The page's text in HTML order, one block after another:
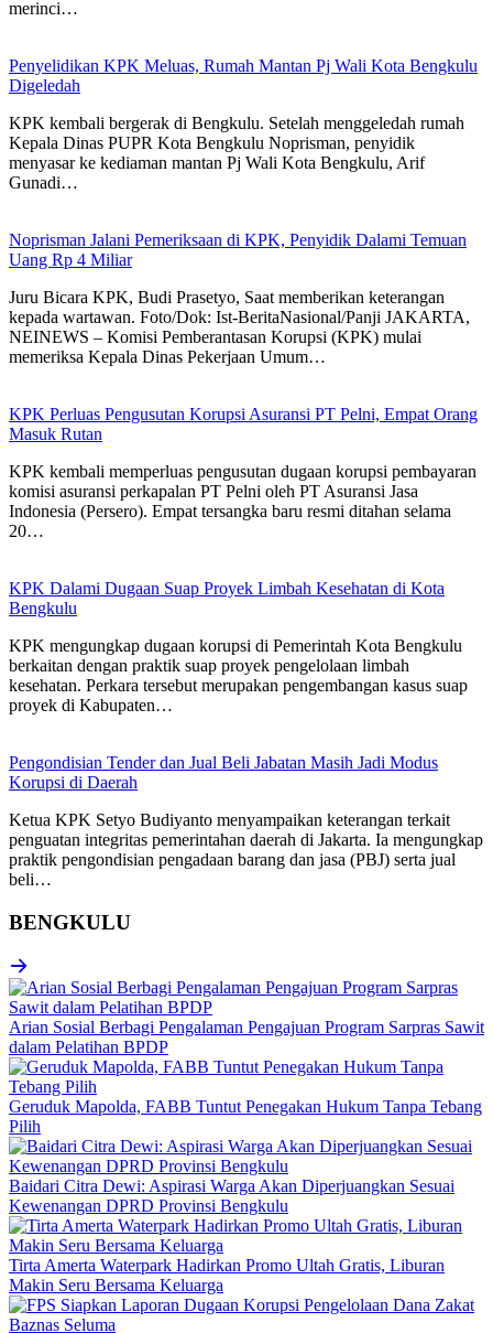
merinci…
Penyelidikan KPK Meluas, Rumah Mantan Pj Wali Kota Bengkulu
Digeledah
KPK kembali bergerak di Bengkulu. Setelah menggeledah rumah
Kepala Dinas PUPR Kota Bengkulu Noprisman, penyidik
menyasar ke kediaman mantan Pj Wali Kota Bengkulu, Arif
Gunadi…
Noprisman Jalani Pemeriksaan di KPK, Penyidik Dalami Temuan
Uang Rp 4 Miliar
Juru Bicara KPK, Budi Prasetyo, Saat memberikan keterangan
kepada wartawan. Foto/Dok: Ist-BeritaNasional/Panji JAKARTA,
NEINEWS – Komisi Pemberantasan Korupsi (KPK) mulai
memeriksa Kepala Dinas Pekerjaan Umum…
KPK Perluas Pengusutan Korupsi Asuransi PT Pelni, Empat Orang
Masuk Rutan
KPK kembali memperluas pengusutan dugaan korupsi pembayaran
komisi asuransi perkapalan PT Pelni oleh PT Asuransi Jasa
Indonesia (Persero). Empat tersangka baru resmi ditahan selama
20…
KPK Dalami Dugaan Suap Proyek Limbah Kesehatan di Kota
Bengkulu
KPK mengungkap dugaan korupsi di Pemerintah Kota Bengkulu
berkaitan dengan praktik suap proyek pengelolaan limbah
kesehatan. Perkara tersebut merupakan pengembangan kasus suap
proyek di Kabupaten…
Pengondisian Tender dan Jual Beli Jabatan Masih Jadi Modus
Korupsi di Daerah
Ketua KPK Setyo Budiyanto menyampaikan keterangan terkait
penguatan integritas pemerintahan daerah di Jakarta. Ia mengungkap
praktik pengondisian pengadaan barang dan jasa (PBJ) serta jual
beli…
BENGKULU
Arian Sosial Berbagi Pengalaman Pengajuan Program Sarpras Sawit
dalam Pelatihan BPDP
Geruduk Mapolda, FABB Tuntut Penegakan Hukum Tanpa Tebang
Pilih
Baidari Citra Dewi: Aspirasi Warga Akan Diperjuangkan Sesuai
Kewenangan DPRD Provinsi Bengkulu
Tirta Amerta Waterpark Hadirkan Promo Ultah Gratis, Liburan
Makin Seru Bersama Keluarga